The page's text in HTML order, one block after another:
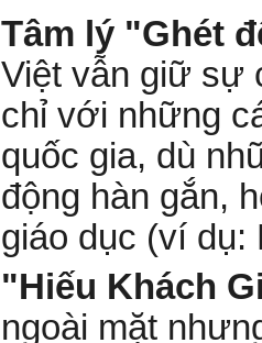
Tâm lý "Ghét
Việt vẫn giữ sự
chỉ với những
quốc gia, dù
động hàn gắn,
giáo dục (ví dụ:
"Hiếu Khách
ngoài mặt